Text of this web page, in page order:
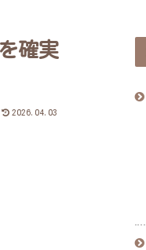
確実
2026.04.03